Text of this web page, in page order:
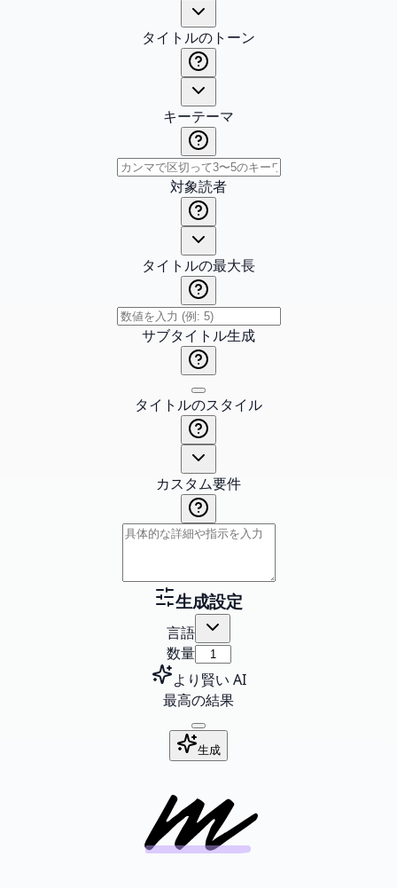
タイトルのトーン
キーテーマ
対象読者
タイトルの最大長
サブタイトル生成
タイトルのスタイル
カスタム要件
生成設定
言語
数量
より賢い AI
最高の結果
生成